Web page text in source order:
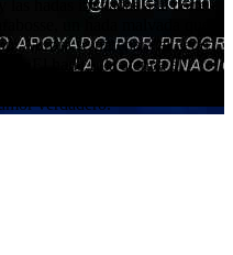
las hadas invitadas a la corte.
un hada malvada que,
Aurora se pinchará el dedo
El hada Lila atenúa el
morirá, sino que dormirá
verdadero.